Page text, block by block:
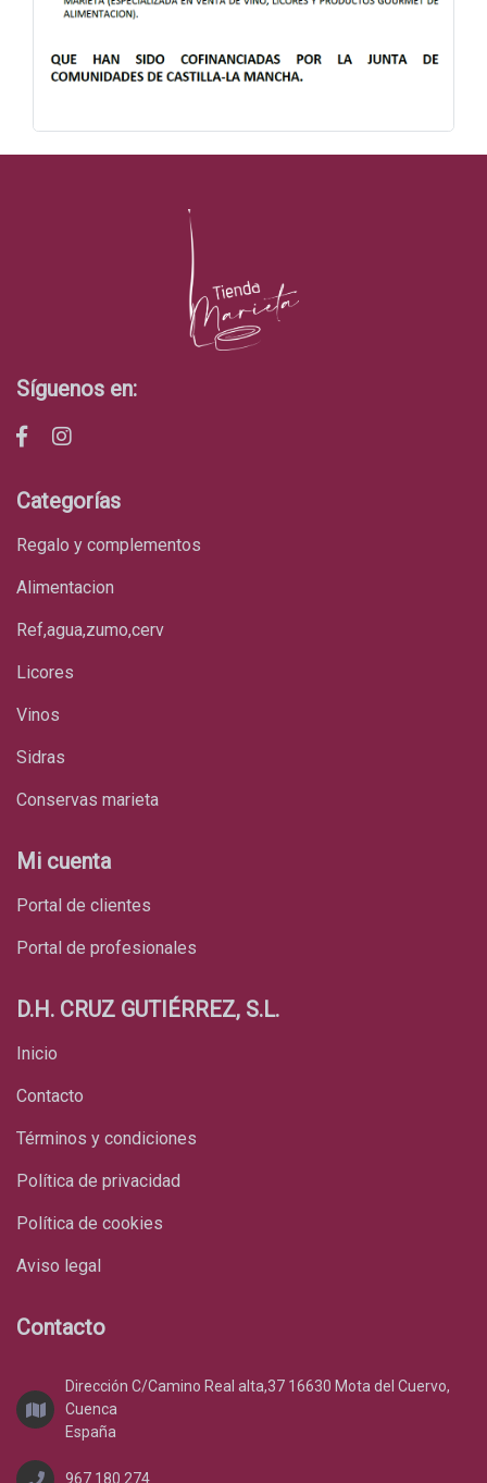
Síguenos en:
Categorías
regalo y complementos
alimentacion
ref,agua,zumo,cerv
licores
vinos
sidras
conservas marieta
Mi cuenta
Portal de clientes
Portal de profesionales
D.H. CRUZ GUTIÉRREZ, S.L.
Inicio
Contacto
Términos y condiciones
Política de privacidad
Política de cookies
Aviso legal
Contacto
Dirección C/Camino Real alta,37 16630 Mota del Cuervo,
Cuenca
España
967 180 274